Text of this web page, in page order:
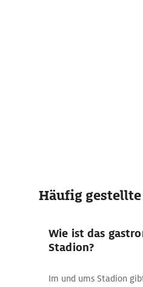
Häufig
Wie ist das
Stadion?
Im und ums Stadion